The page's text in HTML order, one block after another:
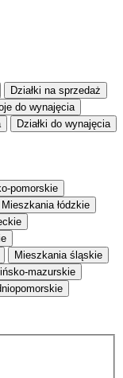
Działki na sprzedaż
do wynajęcia
Działki do wynajęcia
pomorskie
Mieszkania łódzkie
Mieszkania śląskie
mazurskie